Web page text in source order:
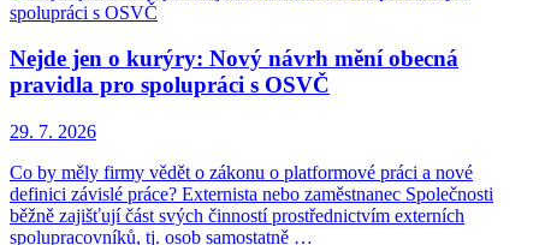
Nejde jen o kurýry: Nový návrh mění obecná
pravidla pro spolupráci s OSVČ
29. 7. 2026
Co by měly firmy vědět o zákonu o platformové práci a nové
definici závislé práce? Externista nebo zaměstnanec Společnosti
běžně zajišťují část svých činností prostřednictvím externích
spolupracovníků, tj. osob samostatně …